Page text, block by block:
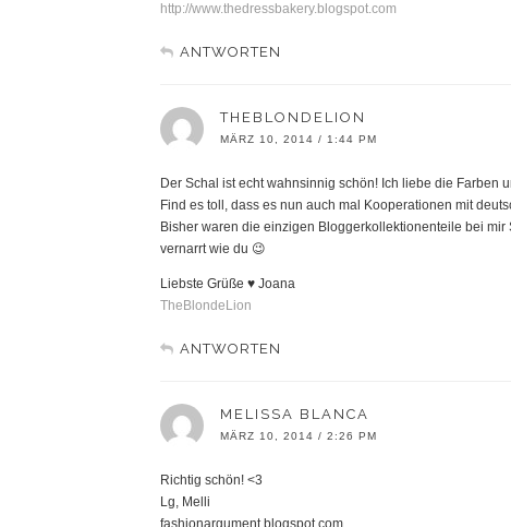
http://www.thedressbakery.blogspot.com
ANTWORTEN
THEBLONDELION
MÄRZ 10, 2014 / 1:44 PM
Der Schal ist echt wahnsinnig schön! Ich liebe die Farben
Find es toll, dass es nun auch mal Kooperationen mit
Bisher waren die einzigen Bloggerkollektionenteile bei
vernarrt wie du 😉
Liebste Grüße ♥ Joana
TheBlondeLion
ANTWORTEN
MELISSA BLANCA
MÄRZ 10, 2014 / 2:26 PM
Richtig schön! <3
Lg, Melli
fashionargument.blogspot.com